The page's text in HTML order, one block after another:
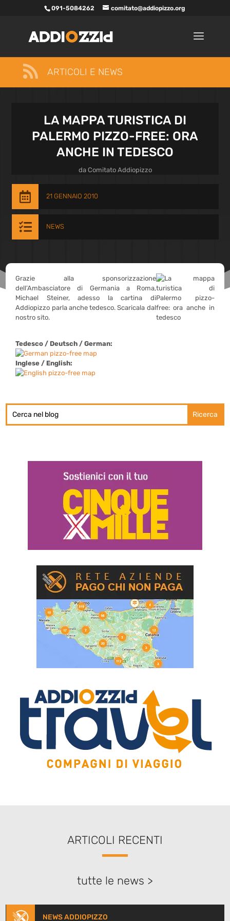
091-5084262 comitato@addiopizzo.org
 ARTICOLI E NEWS
LA MAPPA TURISTICA DI
PALERMO PIZZO-FREE: ORA
ANCHE IN TEDESCO
da Comitato Addiopizzo
 21 GENNAIO 2010
 NEWS
Grazie alla sponsorizzazione
dell’Ambasciatore di Germania a Roma,
Michael Steiner, adesso la cartina di
Addiopizzo parla anche tedesco. Scaricala dal
nostro sito.
Tedesco / Deutsch / German:
Inglese / English:
ARTICOLI RECENTI
tutte le news >
NEWS ADDIOPIZZO